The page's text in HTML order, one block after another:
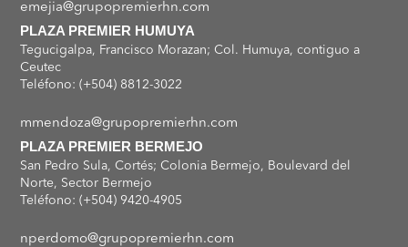
emejia@grupopremierhn.com
PLAZA PREMIER HUMUYA
Tegucigalpa, Francisco Morazan; Col. Humuya, contiguo a
Ceutec
Teléfono: (+504) 8812-3022
mmendoza@grupopremierhn.com
PLAZA PREMIER BERMEJO
San Pedro Sula, Cortés; Colonia Bermejo, Boulevard del
Norte, Sector Bermejo
Teléfono: (+504) 9420-4905
nperdomo@grupopremierhn.com